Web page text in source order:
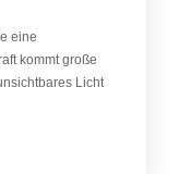
eine
kommt große
Licht